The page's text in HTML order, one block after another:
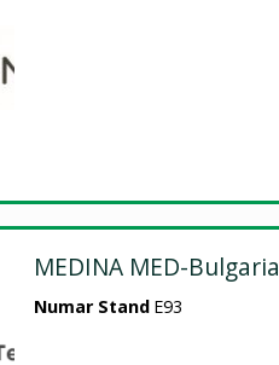
MEDINA MED-Bulgaria
Numar Stand E93